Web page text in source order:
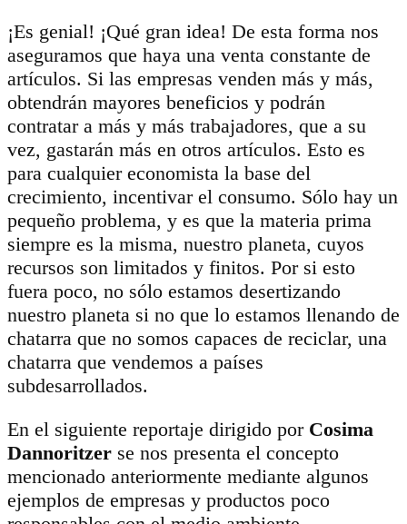
¡Es genial! ¡Qué gran idea! De esta forma nos
aseguramos que haya una venta constante de
artículos. Si las empresas venden más y más,
obtendrán mayores beneficios y podrán
contratar a más y más trabajadores, que a su
vez, gastarán más en otros artículos. Esto es
para cualquier economista la base del
crecimiento, incentivar el consumo. Sólo hay un
pequeño problema, y es que la materia prima
siempre es la misma, nuestro planeta, cuyos
recursos son limitados y finitos. Por si esto
fuera poco, no sólo estamos desertizando
nuestro planeta si no que lo estamos llenando de
chatarra que no somos capaces de reciclar, una
chatarra que vendemos a países
subdesarrollados.
En el siguiente reportaje dirigido por Cosima
Dannoritzer se nos presenta el concepto
mencionado anteriormente mediante algunos
ejemplos de empresas y productos poco